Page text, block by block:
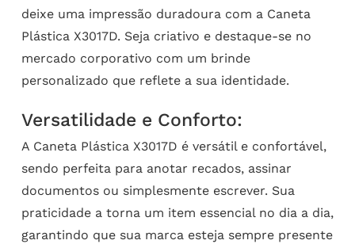
deixe uma impressão duradoura com a Caneta
Plástica X3017D. Seja criativo e destaque-se no
mercado corporativo com um brinde
personalizado que reflete a sua identidade.
Versatilidade e Conforto:
A Caneta Plástica X3017D é versátil e confortável,
sendo perfeita para anotar recados, assinar
documentos ou simplesmente escrever. Sua
praticidade a torna um item essencial no dia a dia,
garantindo que sua marca esteja sempre presente